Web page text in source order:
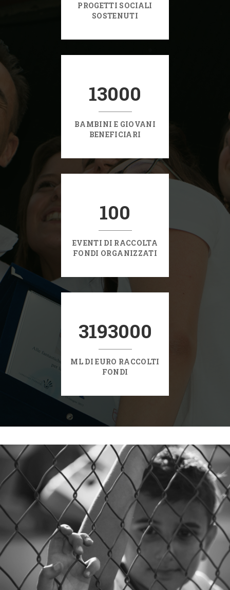
PROGETTI SOCIALI
SOSTENUTI
13000
BAMBINI E GIOVANI
BENEFICIARI
100
EVENTI DI RACCOLTA
FONDI ORGANIZZATI
3193000
ML DI EURO RACCOLTI
FONDI